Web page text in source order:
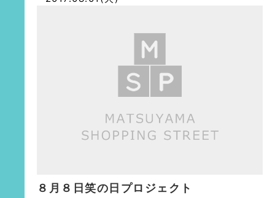
８月８日笑の日プロジェクト